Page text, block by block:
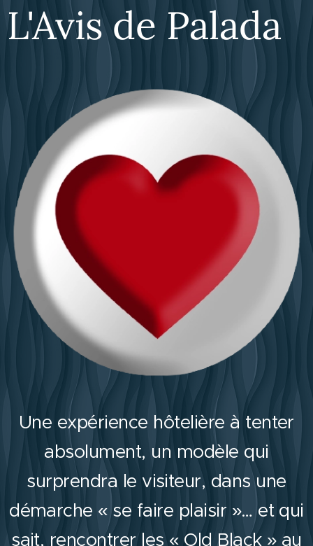
L'Avis de Palada
Une expérience hôtelière à tenter
absolument, un modèle qui
surprendra le visiteur, dans une
démarche « se faire plaisir »… et qui
sait, rencontrer les « Old Black » au